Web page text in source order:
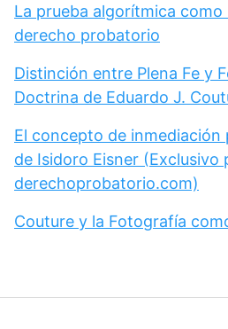
La prueba algorítmica
derecho probatorio
Distinción entre Plena Fe y
Doctrina de Eduardo J.
El concepto de inmediación
de Isidoro Eisner (Exclusivo
derechoprobatorio.com)
Couture y la Fotografía